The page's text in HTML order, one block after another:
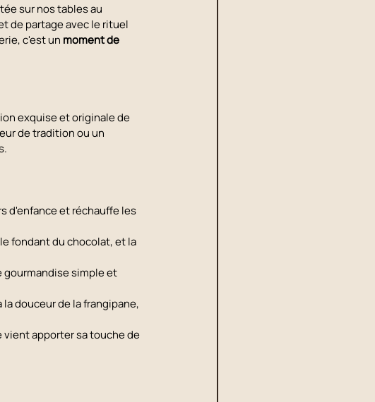
sur nos tables au
de partage avec le rituel
c'est un moment de
exquise et originale de
de tradition ou un
d'enfance et réchauffe les
fondant du chocolat, et la
gourmandise simple et
douceur de la frangipane,
apporter sa touche de